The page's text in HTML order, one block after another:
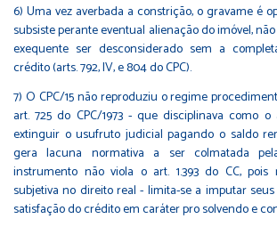
6) Uma vez averbada a constrição, o gravame é
subsiste perante eventual alienação do imóvel,
exequente ser desconsiderado sem a
crédito (arts. 792, IV, e 804 do CPC).
7) O CPC/15 não reproduziu o regime
art. 725 do CPC/1973 - que disciplinava como
extinguir o usufruto judicial pagando o saldo
gera lacuna normativa a ser colmatada
instrumento não viola o art. 1.393 do CC, pois
subjetiva no direito real - limita-se a imputar
satisfação do crédito em caráter pro solvendo e